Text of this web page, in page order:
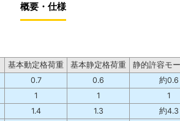
概要・仕様
基本動定格荷重 基本静定格荷重
静的許容モ
0.7 0.6
約0.6
1 1
1
1.4 1.3
約4.3